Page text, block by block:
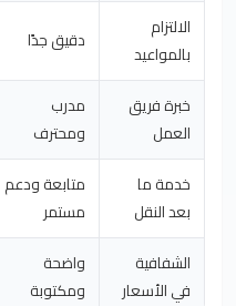
الالتزام
بالمواعيد
دقيق جدًا
خبرة فريق
العمل
مدرب
ومحترف
خدمة ما
بعد النقل
متابعة ودعم
مستمر
الشفافية
في الأسعار
واضحة
ومكتوبة